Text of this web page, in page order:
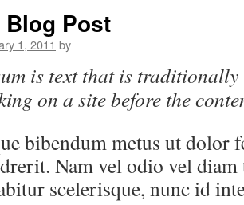
Post
1, 2011 by
is text that is traditionally
on a site before the
bibendum metus ut dolor
Nam vel odio vel
scelerisque, nunc id